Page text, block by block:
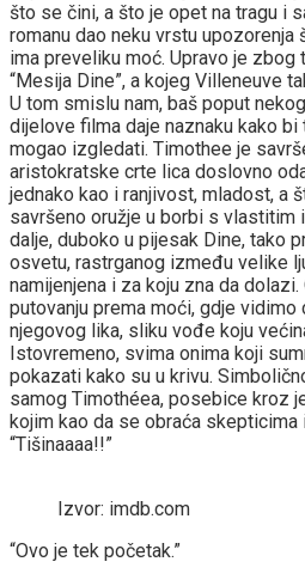
što se čini, a što je opet na tragu i
romanu dao neku vrstu
ima preveliku moć. Upravo je zbog
“Mesija Dine”, a kojeg Villeneuve
U tom smislu nam, baš poput
dijelove filma daje naznaku kako
mogao izgledati. Timothee je
aristokratske crte lica doslovno
jednako kao i ranjivost, mladost, a
savršeno oružje u borbi s vlastitim
dalje, duboko u pijesak Dine, tako
osvetu, rastrganog između velike
namijenjena i za koju zna da
putovanju prema moći, gdje vidimo
njegovog lika, sliku vođe koju
Istovremeno, svima onima koji
pokazati kako su u krivu.
samog Timothéea, posebice kroz
kojim kao da se obraća
“Tišinaaaa!!”
Izvor: imdb.com
“Ovo je tek početak.”